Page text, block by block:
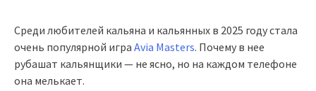
Среди любителей кальяна и кальянных в 2025 году стала
очень популярной игра Avia Masters. Почему в нее
рубашат кальянщики — не ясно, но на каждом телефоне
она мелькает.